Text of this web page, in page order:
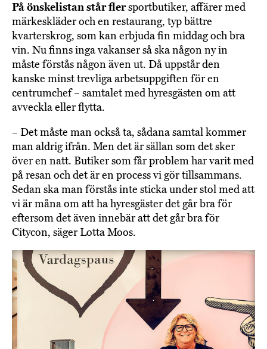
På önskelistan står flersportbutiker, affärer med
märkeskläder och en restaurang, typ bättre
kvarterskrog, som kan erbjuda fin middag och bra
vin. Nu finns inga vakanser så ska någon ny in
måste förstås någon även ut. Då uppstår den
kanske minst trevliga arbetsuppgiften för en
centrumchef – samtalet med hyresgästen om att
avveckla eller flytta.
– Det måste man också ta, sådana samtal kommer
man aldrig ifrån. Men det är sällan som det sker
över en natt. Butiker som får problem har varit med
på resan och det är en process vi gör tillsammans.
Sedan ska man förstås inte sticka under stol med att
vi är måna om att ha hyresgäster det går bra för
eftersom det även innebär att det går bra för
Citycon, säger Lotta Moos.